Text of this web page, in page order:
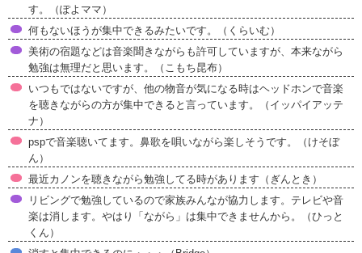
す。（ぽよママ）
何もないほうが集中できるみたいです。（くらいむ）
美術の宿題などは音楽聞きながらも許可していますが、本来ながら
勉強は無理だと思います。（こもち昆布）
いつもではないですが、他の物音が気になる時はヘッドホンで音楽
を聴きながらの方が集中できると言っています。（イッパイアッテ
ナ）
pspで音楽聴いてます。鼻歌を唄いながら楽しそうです。（けそぼ
ん）
最近カノンを聴きながら勉強してる時があります（ぎんとき）
リビングで勉強しているので家族みんなが協力します。テレビや音
楽は消します。やはり「ながら」は集中できませんから。（ひっと
くん）